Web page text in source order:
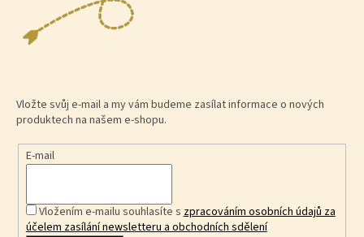
Vložte svůj e-mail a my vám budeme zasílat informace o nových
produktech na našem e-shopu.
E-mail
Vložením e-mailu souhlasíte szpracováním osobních údajů za
účelem zasílání newsletteru a obchodních sdělení